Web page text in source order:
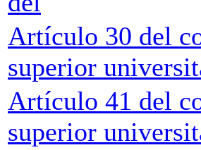
Artículo 30 del
superior
Artículo 41 del
superior